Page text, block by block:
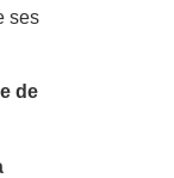
ses
de